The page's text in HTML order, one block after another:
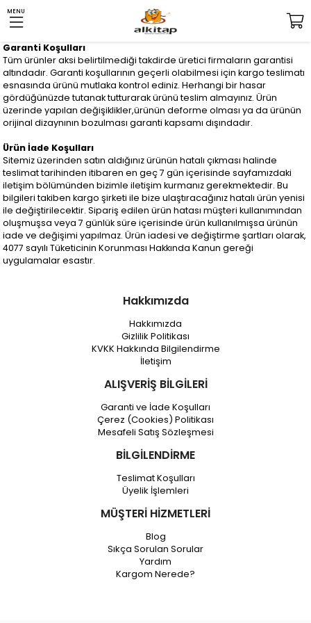
MENU
Garanti Koşulları
Tüm ürünler aksi belirtilmediği takdirde üretici firmaların garantisi
altındadır. Garanti koşullarının geçerli olabilmesi için kargo teslimatı
esnasında ürünü mutlaka kontrol ediniz. Herhangi bir hasar
gördüğünüzde tutanak tutturarak ürünü teslim almayınız. Ürün
üzerinde yapılan değişiklikler,ürünün deforme olması ya da ürünün
orijinal dizaynının bozulması garanti kapsamı dışındadır.
Ürün İade Koşulları
Sitemiz üzerinden satın aldığınız ürünün hatalı çıkması halinde
teslimat tarihinden itibaren en geç 7 gün içerisinde sayfamızdaki
iletişim bölümünden bizimle iletişim kurmanız gerekmektedir. Bu
bilgileri takiben kargo şirketi ile bize ulaştıracağınız hatalı ürün yenisi
ile değiştirilecektir. Sipariş edilen ürün hatası müşteri kullanımından
oluşmuşsa veya 7 günlük süre içerisinde ürün kullanılmışsa ürünün
iade ve değişimi yapılmaz. Ürün iadesi ve değiştirme şartları olarak,
4077 sayılı Tüketicinin Korunması Hakkında Kanun gereği
uygulamalar esastır.
Hakkımızda
Hakkımızda
Gizlilik Politikası
KVKK Hakkında Bilgilendirme
İletişim
ALIŞVERİŞ BİLGİLERİ
Garanti ve İade Koşulları
Çerez (Cookies) Politikası
Mesafeli Satış Sözleşmesi
BİLGİLENDİRME
Teslimat Koşulları
Üyelik İşlemleri
MÜŞTERİ HİZMETLERİ
Blog
Sıkça Sorulan Sorular
Yardım
Kargom Nerede?